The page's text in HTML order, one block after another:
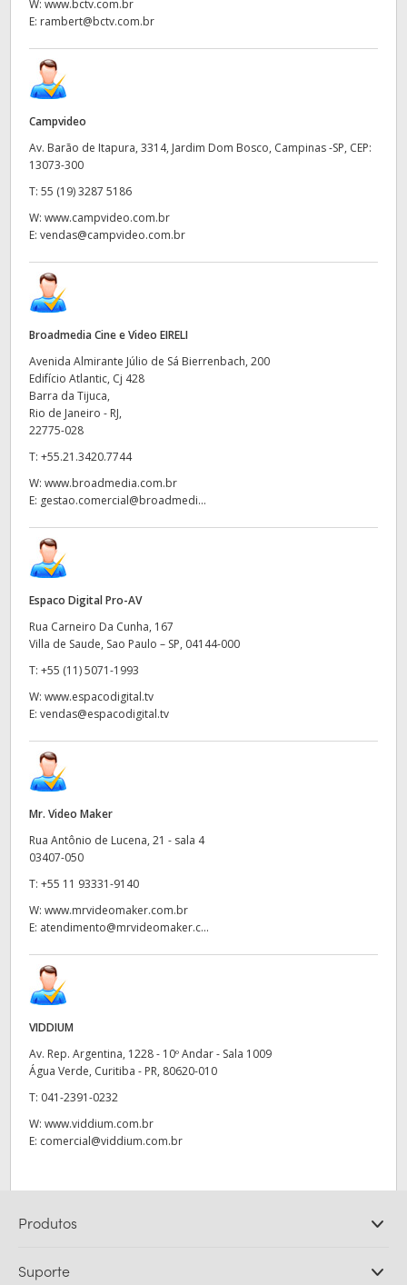
W: www.bctv.com.br
E: rambert@bctv.com.br
Campvideo
Av. Barão de Itapura, 3314, Jardim Dom Bosco, Campinas -SP, CEP:
13073-300​​
T: 55 (19) 3287 5186
W: www.campvideo.com.br
E: vendas@campvideo.com.br
Broadmedia Cine e Video EIRELI
Avenida Almirante Júlio de Sá Bierrenbach, 200
Edifício Atlantic, Cj 428
Barra da Tijuca,
Rio de Janeiro - RJ,
22775-028
T: +55.21.3420.7744
W: www.broadmedia.com.br
E: gestao.comercial@broadmedi...
Espaco Digital Pro-AV
Rua Carneiro Da Cunha, 167
Villa de Saude, Sao Paulo – SP, 04144-000
T: +55 (11) 5071-1993
W: www.espacodigital.tv
E: vendas@espacodigital.tv
Mr. Video Maker
Rua Antônio de Lucena, 21 - sala 4
03407-050
T: +55 11 93331-9140
W: www.mrvideomaker.com.br
E: atendimento@mrvideomaker.c...
VIDDIUM
Av. Rep. Argentina, 1228 - 10º Andar - Sala 1009
Água Verde, Curitiba - PR, 80620-010
T: 041-2391-0232
W: www.viddium.com.br
E: comercial@viddium.com.br
Produtos
DaVinci Resolve e Fusion
Suporte